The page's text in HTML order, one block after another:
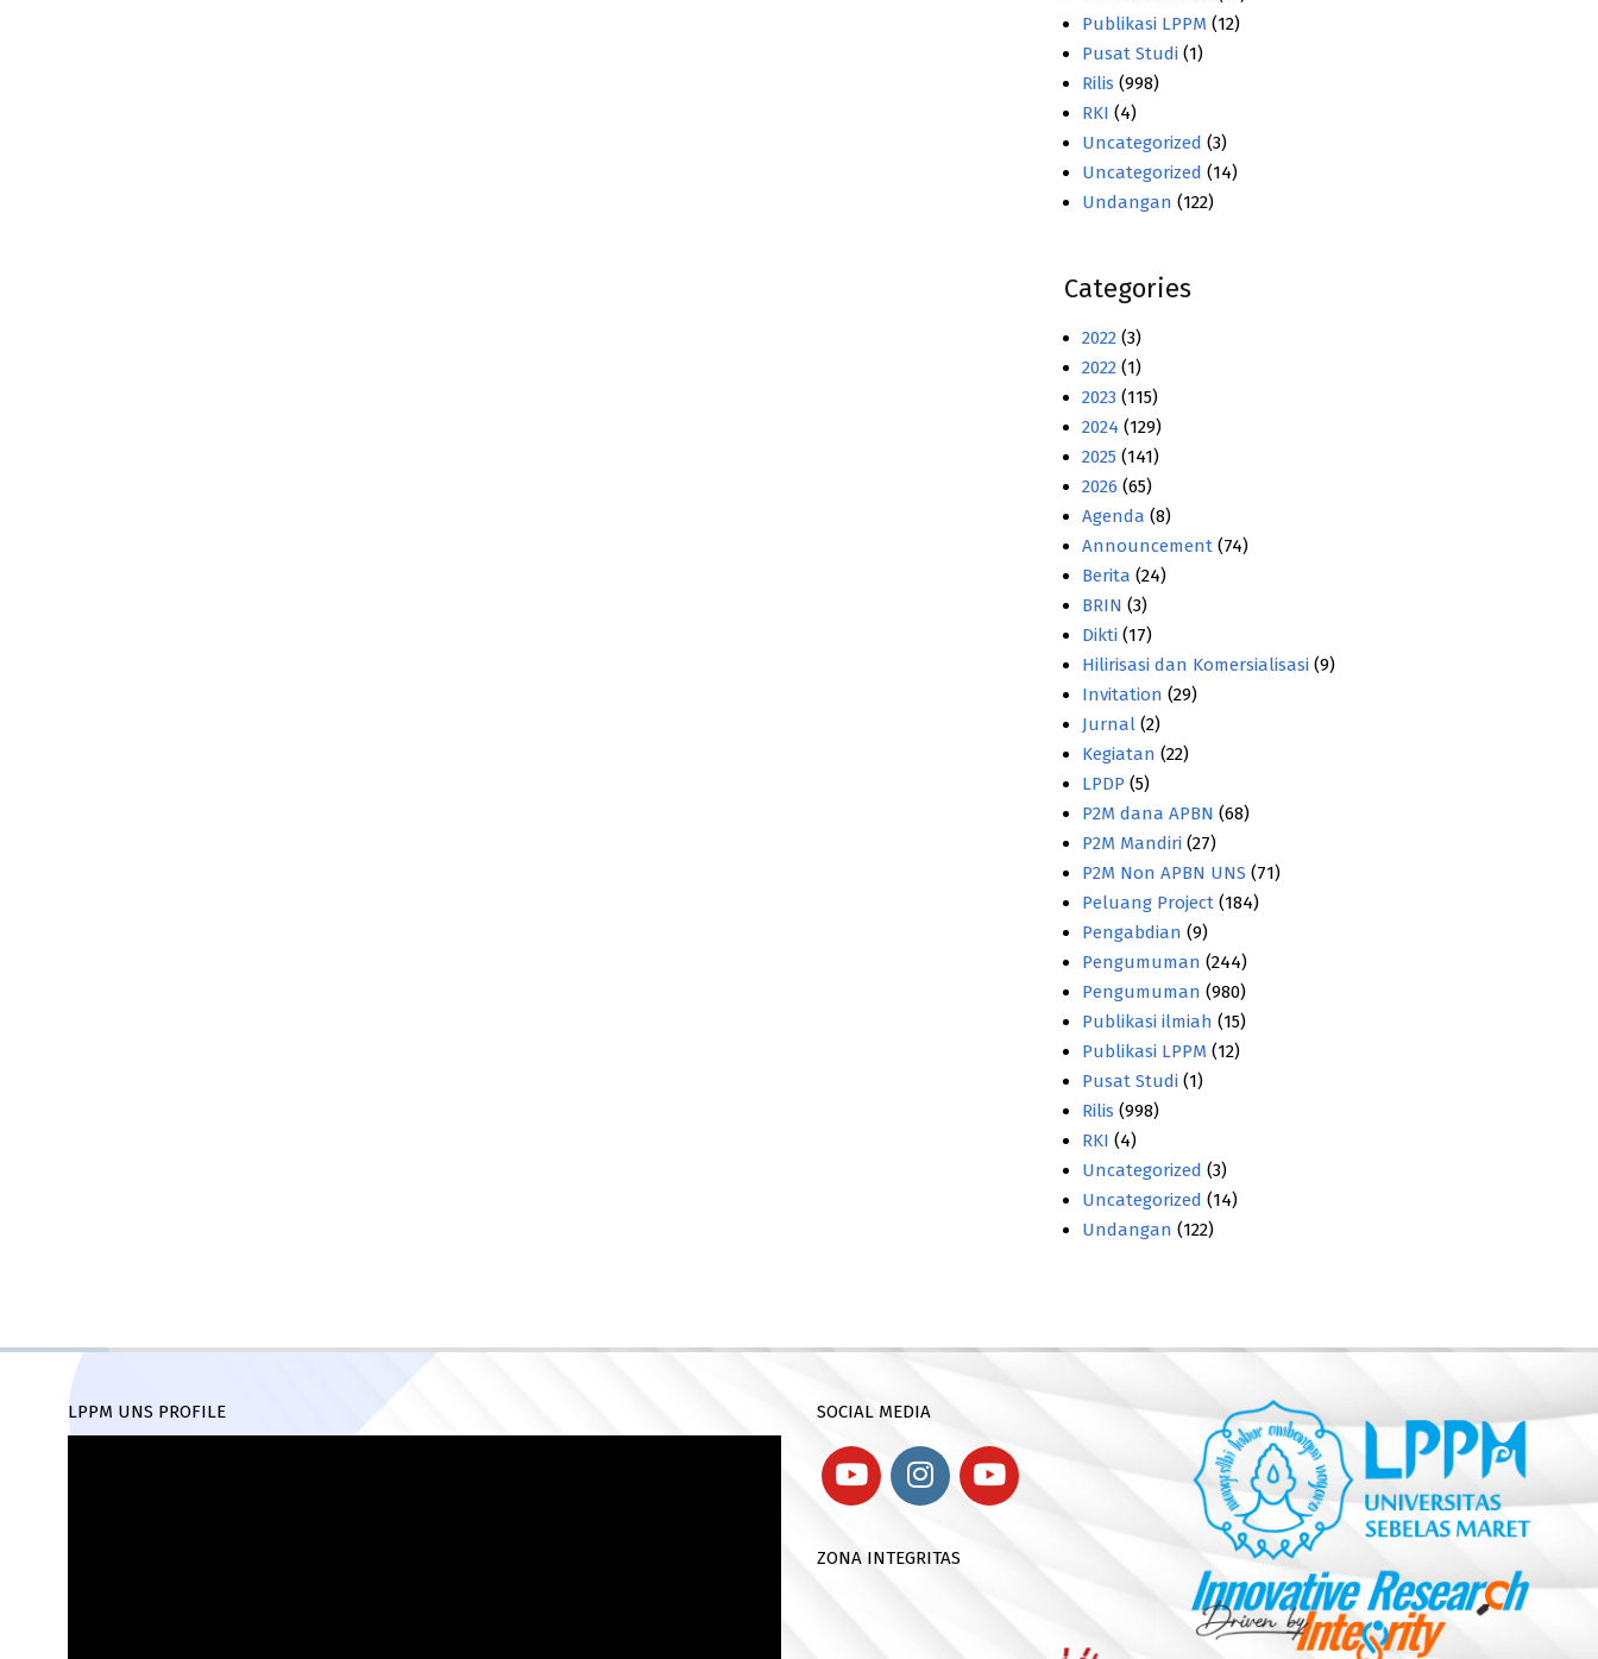
Publikasi LPPM (12)
Pusat Studi (1)
Rilis (998)
RKI (4)
Uncategorized (3)
Uncategorized (14)
Undangan (122)
Categories
2022 (3)
2022 (1)
2023 (115)
2024 (129)
2025 (141)
2026 (65)
Agenda (8)
Announcement (74)
Berita (24)
BRIN (3)
Dikti (17)
Hilirisasi dan Komersialisasi (9)
Invitation (29)
Jurnal (2)
Kegiatan (22)
LPDP (5)
P2M dana APBN (68)
P2M Mandiri (27)
P2M Non APBN UNS (71)
Peluang Project (184)
Pengabdian (9)
Pengumuman (244)
Pengumuman (980)
Publikasi ilmiah (15)
Publikasi LPPM (12)
Pusat Studi (1)
Rilis (998)
RKI (4)
Uncategorized (3)
Uncategorized (14)
Undangan (122)
LPPM UNS PROFILE
SOCIAL MEDIA
ZONA INTEGRITAS